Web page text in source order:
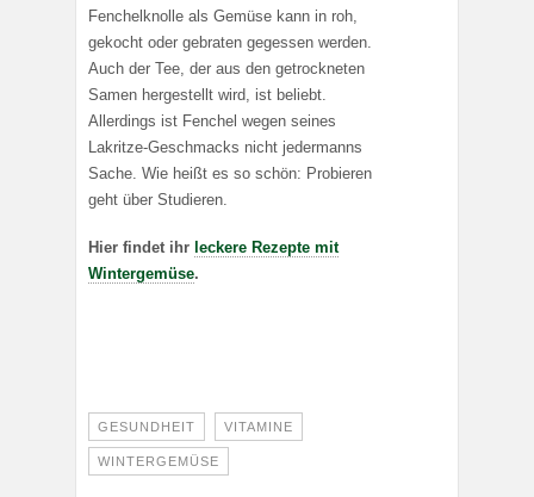
Fenchelknolle als Gemüse kann in roh,
gekocht oder gebraten gegessen werden.
Auch der Tee, der aus den getrockneten
Samen hergestellt wird, ist beliebt.
Allerdings ist Fenchel wegen seines
Lakritze-Geschmacks nicht jedermanns
Sache. Wie heißt es so schön: Probieren
geht über Studieren.
Hier findet ihr leckere Rezepte mit
Wintergemüse.
GESUNDHEIT VITAMINE
WINTERGEMÜSE